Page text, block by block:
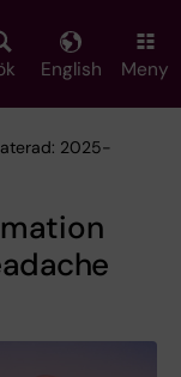
English Meny
2025-